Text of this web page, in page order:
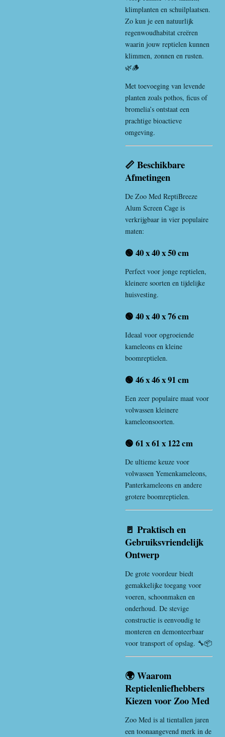
klimplanten en schuilplaatsen.
Zo kun je een natuurlijk
regenwoudhabitat creëren
waarin jouw reptielen kunnen
klimmen, zonnen en rusten.
🌿🪵
Met toevoeging van levende
planten zoals pothos, ficus of
bromelia’s ontstaat een
prachtige bioactieve
omgeving.
📏 Beschikbare
Afmetingen
De Zoo Med ReptiBreeze
Alum Screen Cage is
verkrijgbaar in vier populaire
maten:
🟢 40 x 40 x 50 cm
Perfect voor jonge reptielen,
kleinere soorten en tijdelijke
huisvesting.
🟢 40 x 40 x 76 cm
Ideaal voor opgroeiende
kameleons en kleine
boomreptielen.
🟢 46 x 46 x 91 cm
Een zeer populaire maat voor
volwassen kleinere
kameleonsoorten.
🟢 61 x 61 x 122 cm
De ultieme keuze voor
volwassen Yemenkameleons,
Panterkameleons en andere
grotere boomreptielen.
🚪 Praktisch en
Gebruiksvriendelijk
Ontwerp
De grote voordeur biedt
gemakkelijke toegang voor
voeren, schoonmaken en
onderhoud. De stevige
constructie is eenvoudig te
monteren en demonteerbaar
voor transport of opslag. 🔧📦
🌍 Waarom
Reptielenliefhebbers
Kiezen voor Zoo Med
Zoo Med is al tientallen jaren
een toonaangevend merk in de